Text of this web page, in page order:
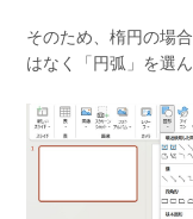
そのため、楕円の場
はなく「円弧」を選